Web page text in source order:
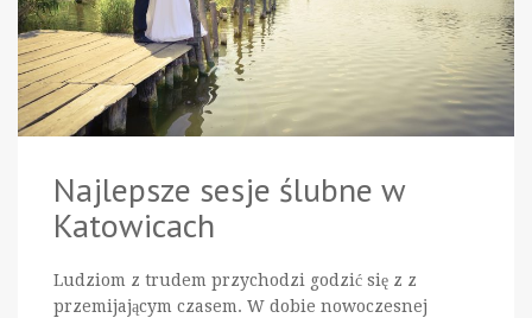
Najlepsze sesje ślubne w
Katowicach
Ludziom z trudem przychodzi godzić się z z
przemijającym czasem. W dobie nowoczesnej